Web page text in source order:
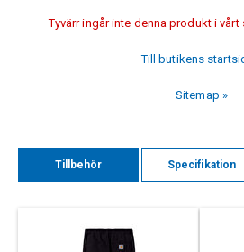
Tyvärr ingår inte denna produkt i
Till butikens
Sitemap »
Tillbehör Specifikation